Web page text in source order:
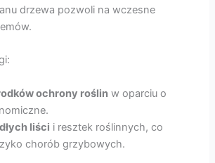
drzewa pozwoli na wczesne
ochrony roślin w oparciu o
liści i resztek roślinnych, co
chorób grzybowych.